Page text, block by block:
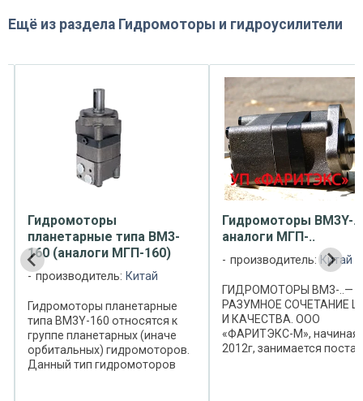
Ещё из раздела Гидромоторы и гидроусилители
Гидромоторы
планетарные типа ВМ3-
160 (аналоги МГП-160)
производитель: Китай
Гидромоторы планетарные
типа ВМ3Y-160 относятся к
группе планетарных (иначе
орбитальных) гидромоторов.
Данный тип гидромоторов
Гидромоторы ВМ3Y-..
аналоги МГП-..
производитель:Китай
ГИДРОМОТОРЫ ВМ3-..—
РАЗУМНОЕ СОЧЕТАНИЕ
И КАЧЕСТВА. ООО
«ФАРИТЭКС-М», начиная
2012г, занимается